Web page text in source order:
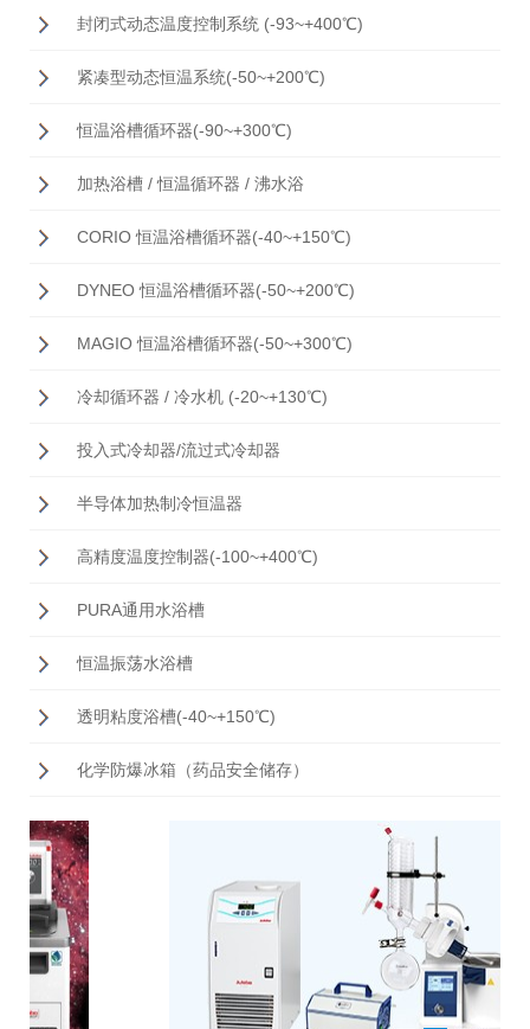
封闭式动态温度控制系统 (-93~+400℃)
紧凑型动态恒温系统(-50~+200℃)
恒温浴槽循环器(-90~+300℃)
加热浴槽 / 恒温循环器 / 沸水浴
CORIO 恒温浴槽循环器(-40~+150℃)
DYNEO 恒温浴槽循环器(-50~+200℃)
MAGIO 恒温浴槽循环器(-50~+300℃)
冷却循环器 / 冷水机 (-20~+130℃)
投入式冷却器/流过式冷却器
半导体加热制冷恒温器
高精度温度控制器(-100~+400℃)
PURA通用水浴槽
恒温振荡水浴槽
透明粘度浴槽(-40~+150℃)
化学防爆冰箱（药品安全储存）